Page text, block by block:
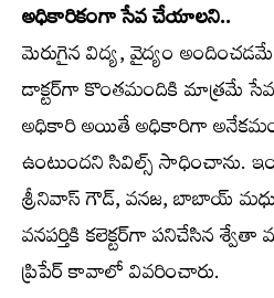
అధికారికంగా సేవ చేయాలని..
మెరుగైన విద్య, వైద్యం
డాక్టర్‌గా కొంతమందికి మాత్రమే
అధికారి అయితే అధికారిగా
ఉంటుందని సివిల్స్‌ సాధించాను.
శ్రీనివాస్‌ గౌడ్‌, వనజ, బాబాయ్‌
వనపర్తికి కలెక్టర్‌గా పనిచేసిన
ప్రిపేర్‌ కావాలో వివరించారు.